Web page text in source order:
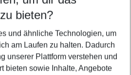
5-8 Nächte
Kinder
anzeigen
bieten?
und ähnliche Technologien, um
am Laufen zu halten. Dadurch
unserer Plattform verstehen und
bieten sowie Inhalte, Angebote